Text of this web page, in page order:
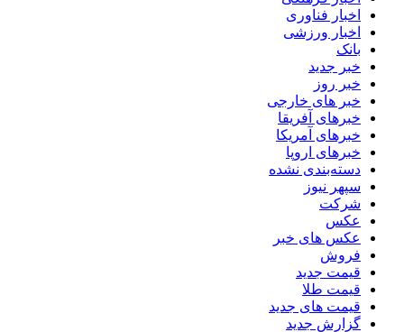
اخبار فناوری
اخبار ورزشی
بانک
خبر جدید
خبر روز
خبر های خارجی
خبرهای آفریقا
خبرهای آمریکا
خبرهای اروپا
دسته‌بندی نشده
سپهر نیوز
شرکت
عکس
عکس های خبر
فروش
قیمت جدید
قیمت طلا
قیمت های جدید
گزارش جدید